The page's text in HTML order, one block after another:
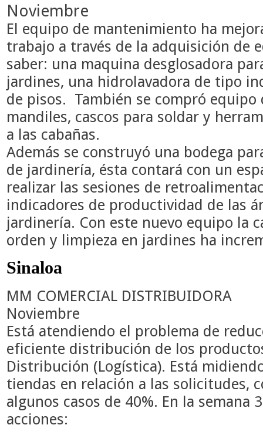
Noviembre
El equipo de mantenimiento ha
trabajo a través de la adquisición de
saber: una maquina desglosadora
jardines, una hidrolavadora de tipo
de pisos. También se compró equipo
mandiles, cascos para soldar y
a las cabañas.
Además se construyó una bodega
de jardinería, ésta contará con un
realizar las sesiones de
indicadores de productividad de las
jardinería. Con este nuevo equipo la
orden y limpieza en jardines ha
Sinaloa
MM COMERCIAL DISTRIBUIDORA
Noviembre
Está atendiendo el problema de
eficiente distribución de los
Distribución (Logística). Está
tiendas en relación a las solicitudes,
algunos casos de 40%. En la semana
acciones: